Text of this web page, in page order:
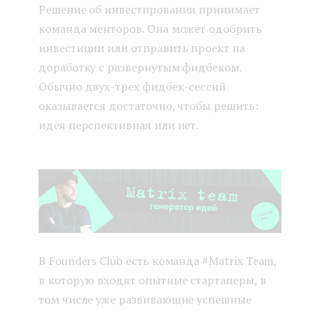
Решение об инвестировании принимает
команда менторов. Она может одобрить
инвестиции или отправить проект на
доработку с развернутым фидбеком.
Обычно двух-трех фидбек-сессий
оказывается достаточно, чтобы решить:
идея перспективная или нет.
В Founders Club есть команда #Matrix Team,
в которую входят опытные стартаперы, в
том числе уже развивающие успешные